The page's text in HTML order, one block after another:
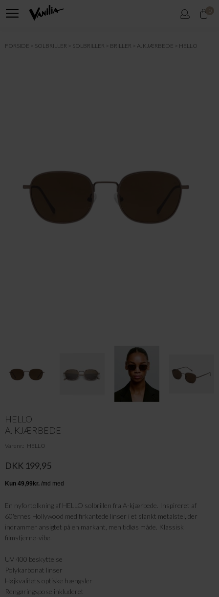
0
FORSIDE SOLBRILLER SOLBRILLER BRILLER A. KJÆRBEDE HELLO
HELLO
A. KJÆRBEDE
Varenr. HELLO
DKK 199,95
En nyfortolkning af HELLO solbrillen fra A-kjærbede. Inspireret af
60'ernes Hollywood med firkantede linser i et slankt metalstel, der
indrammer ansigtet på en markant, men tidløs måde. Klassisk
filmstjerne-vibe.
UV 400 beskyttelse
Polykarbonat linser
Højkvalitets optiske hængsler
Rengøringspose inkluderet